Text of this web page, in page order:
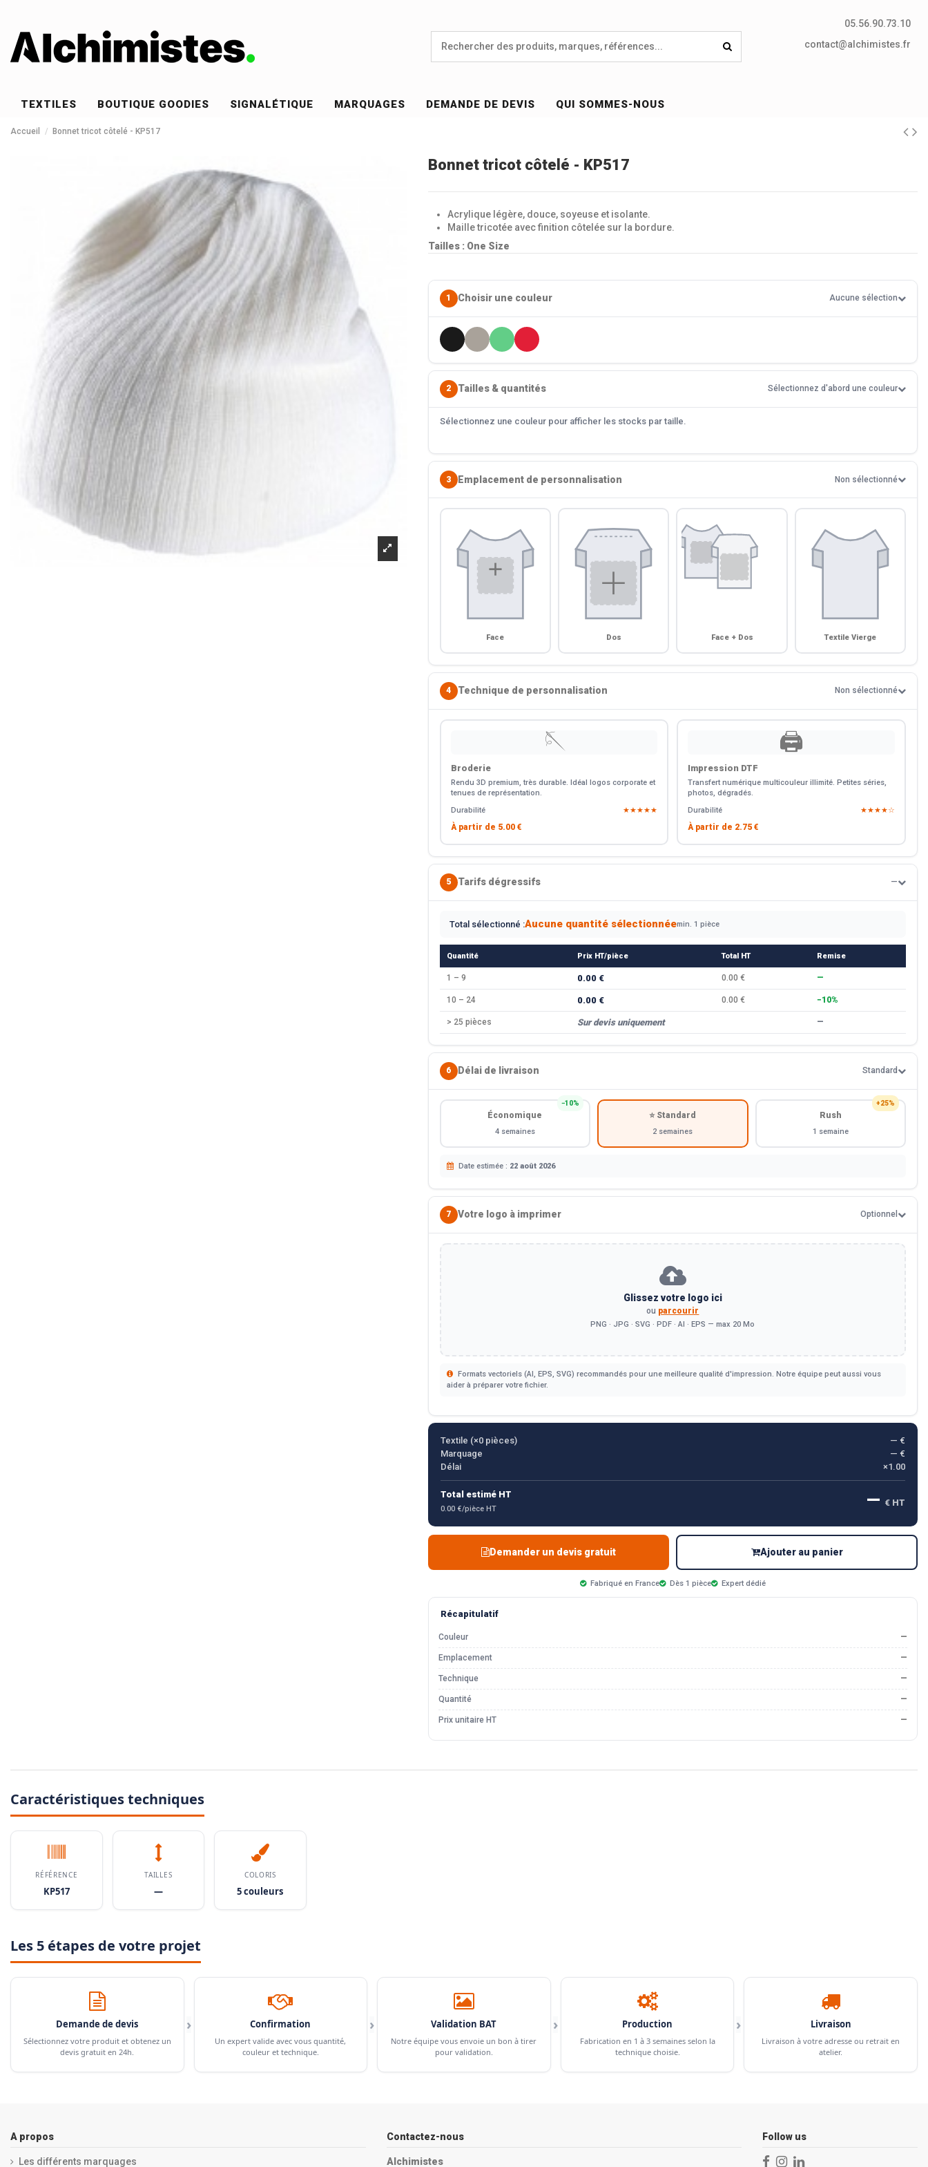
05.56.90.73.10
contact@alchimistes.fr
TEXTILES BOUTIQUE GOODIES SIGNALÉTIQUE MARQUAGES DEMANDE DE DEVIS QUI SOMMES-NOUS
Accueil Bonnet tricot côtelé - KP517
Bonnet tricot côtelé - KP517
Acrylique légère, douce, soyeuse et isolante.
Maille tricotée avec finition côtelée sur la bordure.
Tailles : One Size
1 Choisir une couleur Aucune sélection
2 Tailles & quantités Sélectionnez d'abord une couleur
Sélectionnez une couleur pour afficher les stocks par taille.
3 Emplacement de personnalisation Non sélectionné
Face Dos Face + Dos Textile Vierge
4 Technique de personnalisation Non sélectionné
🪡
Broderie
Rendu 3D premium, très durable. Idéal logos corporate et
tenues de représentation.
Durabilité
★★★★★
À partir de 5.00 €
🖨️
Impression DTF
Transfert numérique multicouleur illimité. Petites séries,
photos, dégradés.
Durabilité
★★★★☆
À partir de 2.75 €
5 Tarifs dégressifs —
Total sélectionné :Aucune quantité sélectionnéemin. 1 pièce
Quantité Prix HT/pièce Total HT Remise
1 – 9 0.00 € 0.00 € —
10 – 24 0.00 € 0.00 € −10%
> 25 pièces Sur devis uniquement —
6 Délai de livraison Standard
−10%
Économique
4 semaines
⭐ Standard
2 semaines
+25%
Rush
1 semaine
Date estimée : 22 août 2026
7 Votre logo à imprimer Optionnel
Glissez votre logo ici
ou parcourir
PNG · JPG · SVG · PDF · AI · EPS — max 20 Mo
Formats vectoriels (AI, EPS, SVG) recommandés pour une meilleure qualité d'impression. Notre équipe peut aussi vous
aider à préparer votre fichier.
Textile (×0pièces)
— €
Marquage
— €
Délai
×1.00
Total estimé HT
0.00 €/pièce HT — € HT
Demander un devis gratuit Ajouter au panier
Fabriqué en France Dès 1 pièce Expert dédié
Récapitulatif
Couleur —
Emplacement —
Technique —
Quantité —
Prix unitaire HT —
Caractéristiques techniques
RÉFÉRENCE
KP517
TAILLES
—
COLORIS
5 couleurs
Les 5 étapes de votre projet
Demande de devis
Sélectionnez votre produit et obtenez un
devis gratuit en 24h.
› Confirmation
Un expert valide avec vous quantité,
couleur et technique.
› Validation BAT
Notre équipe vous envoie un bon à tirer
pour validation.
› Production
Fabrication en 1 à 3 semaines selon la
technique choisie.
› Livraison
Livraison à votre adresse ou retrait en
atelier.
A propos
Les différents marquages
Contactez-nous
Alchimistes
Follow us